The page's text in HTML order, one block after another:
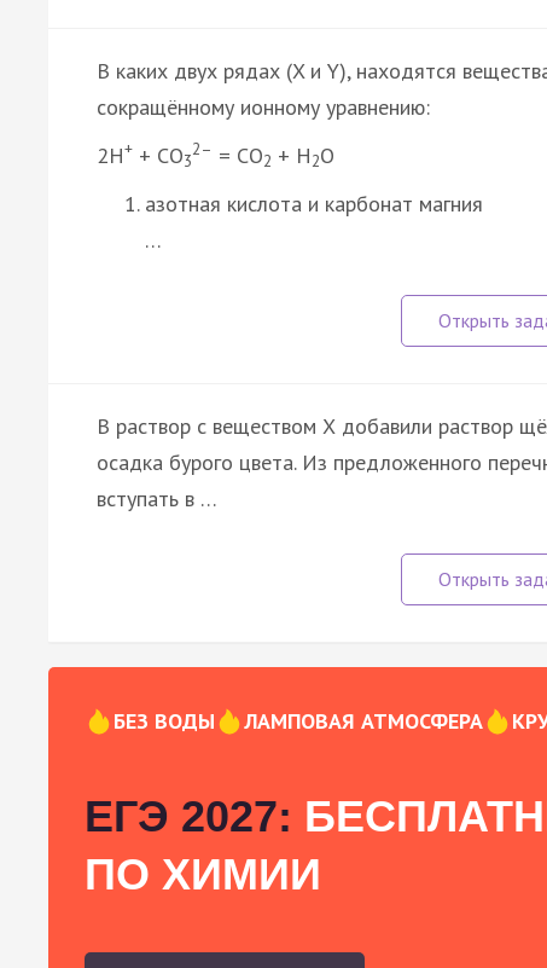
В каких двух рядах (X и Y), находятся
сокращённому ионному уравнению:
2Н+ + СО3
2– = СО2 + Н2О
азотная кислота и карбонат магния
…
В раствор с веществом Х добавили раствор
осадка бурого цвета. Из предложенного
вступать в …
БЕЗ ВОДЫ ЛАМПОВАЯ АТМОСФЕРА
ЕГЭ 2027:
ПО ХИМИИ